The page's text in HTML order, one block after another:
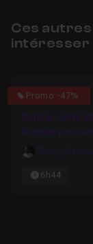
Ces
intéresser
Promo -47%
5
Bundle :
Blender pour
Thierry
6h44